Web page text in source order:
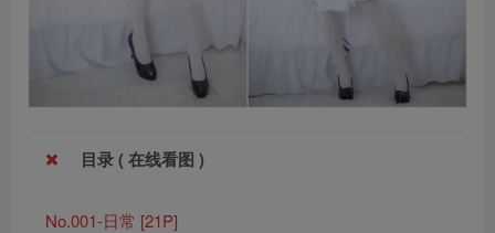
目录 ( 在线看图 )
No.001-日常 [21P]